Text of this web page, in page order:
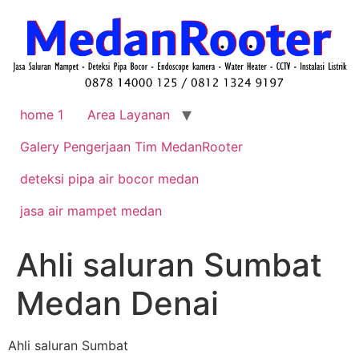
home 1
Area Layanan
Galery Pengerjaan Tim MedanRooter
deteksi pipa air bocor medan
jasa air mampet medan
Ahli saluran Sumbat
Medan Denai
Ahli saluran Sumbat